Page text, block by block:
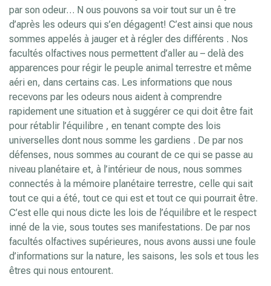
par son odeur… N ous pouvons sa voir tout sur un ê tre
d’après les odeurs qui s’en dégagent! C’est ainsi que nous
sommes appelés à jauger et à régler des différents . Nos
facultés olfactives nous permettent d’aller au – delà des
apparences pour régir le peuple animal terrestre et même
aéri en, dans certains cas. Les informations que nous
recevons par les odeurs nous aident à comprendre
rapidement une situation et à suggérer ce qui doit être fait
pour rétablir l’équilibre , en tenant compte des lois
universelles dont nous somme les gardiens . De par nos
défenses, nous sommes au courant de ce qui se passe au
niveau planétaire et, à l’intérieur de nous, nous sommes
connectés à la mémoire planétaire terrestre, celle qui sait
tout ce qui a été, tout ce qui est et tout ce qui pourrait être.
C’est elle qui nous dicte les lois de l’équilibre et le respect
inné de la vie, sous toutes ses manifestations. De par nos
facultés olfactives supérieures, nous avons aussi une foule
d’informations sur la nature, les saisons, les sols et tous les
êtres qui nous entourent.